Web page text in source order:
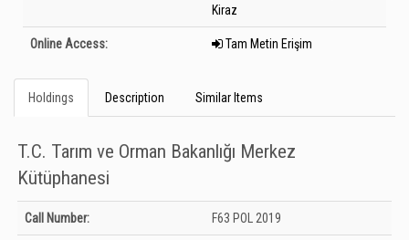
Kiraz
Online Access: Tam Metin Erişim
Holdings Description Similar Items
T.C. Tarım ve Orman Bakanlığı Merkez
Kütüphanesi
Holdings details from T.C. Tarım ve Orman Bakanlığı Merkez Kütüphanesi:
Unknown
Call Number: F63 POL 2019